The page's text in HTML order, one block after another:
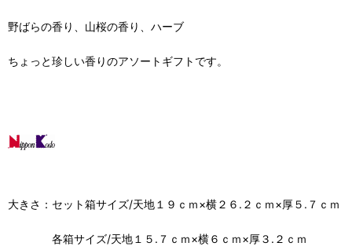
野ばらの香り、山桜の香り、ハーブ
ちょっと珍しい香りのアソートギフトです。
大きさ：セット箱サイズ/天地１９ｃｍ×横２６.２ｃｍ×厚５.７ｃｍ
各箱サイズ/天地１５.７ｃｍ×横６ｃｍ×厚３.２ｃｍ